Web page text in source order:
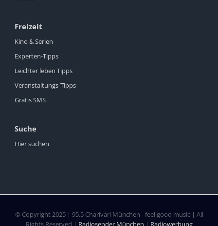
Freizeit
Kino & Serien
Experten-Tipps
Leichter leben Tipps
Veranstaltungs-Tipps
Gratis SMS
Suche
Hier suchen
© Copyright 2025 | 95.5 Charivari München - feel good music | All
Rights Reserved | Radiosender München | Radiowerbung